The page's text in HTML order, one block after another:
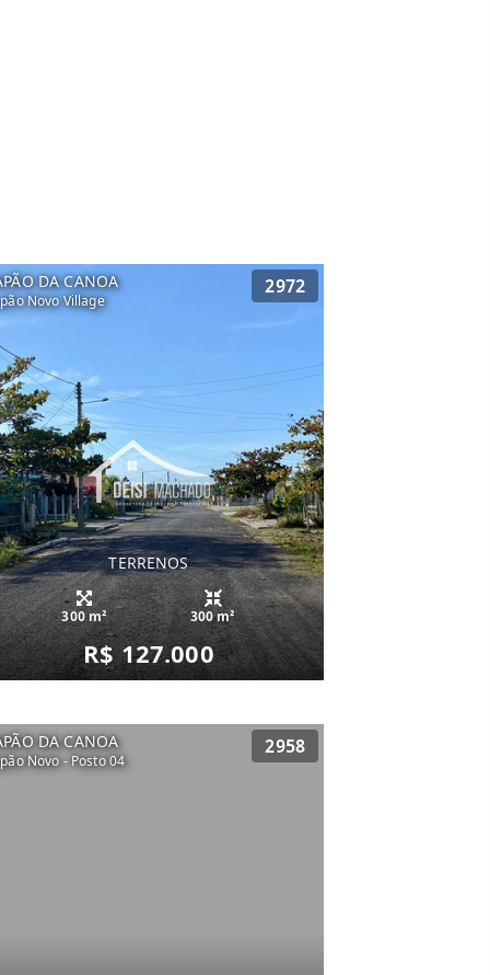
DA CANOA
Novo Village
2972
TERRENOS
300 m² 300 m²
R$ 127.000
DA CANOA
Novo - Posto 04
2958